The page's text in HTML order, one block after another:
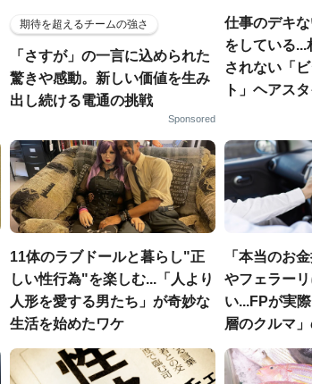
期待を超えるチームの強さ
「さすが」の一言に込められた
驚きや感動。新しい価値を生み
出し続ける電通の挑戦
Sponsored
仕事のデキ
をしている
されない「
ト」ヘアス
11体のラブドールと暮らし"正
しい性行為"を楽しむ...「人より
人形を愛する男たち」が奇妙な
生活を始めたワケ
「本当のお
やフェラー
い...FPが実
層のクルマ